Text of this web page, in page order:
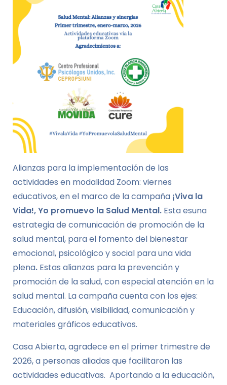
Alianzas para la implementación de las
actividades en modalidad Zoom: viernes
educativos,en el marco de la campaña ¡Viva la
Vida!, Yo promuevo la Salud Mental. Esta esuna
estrategia de comunicación de promoción de la
salud mental, para el fomento del bienestar
emocional, psicológico y social para una vida
plena. Estas alianzas para la prevención y
promoción de la salud, con especial atención en la
salud mental. La campaña cuenta con los ejes:
Educación, difusión, visibilidad, comunicación y
materiales gráficos educativos.
Casa Abierta, agradece en el primer trimestre de
2026, a personas aliadas que facilitaron las
actividades educativas. Aportando a la educación,